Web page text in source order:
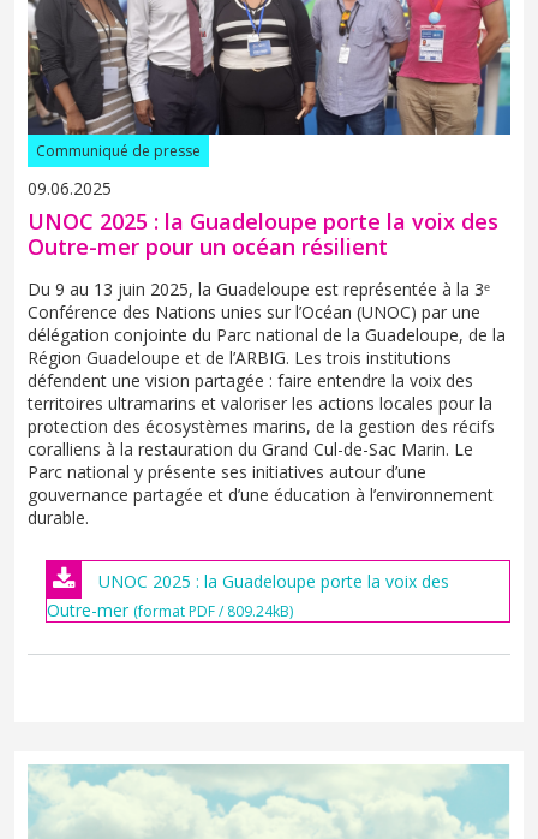
Communiqué de presse
09.06.2025
UNOC 2025 : la Guadeloupe porte la voix des
Outre-mer pour un océan résilient
Du 9 au 13 juin 2025, la Guadeloupe est représentée à la 3ᵉ
Conférence des Nations unies sur l’Océan (UNOC) par une
délégation conjointe du Parc national de la Guadeloupe, de la
Région Guadeloupe et de l’ARBIG. Les trois institutions
défendent une vision partagée : faire entendre la voix des
territoires ultramarins et valoriser les actions locales pour la
protection des écosystèmes marins, de la gestion des récifs
coralliens à la restauration du Grand Cul-de-Sac Marin. Le
Parc national y présente ses initiatives autour d’une
gouvernance partagée et d’une éducation à l’environnement
durable.
UNOC 2025 : la Guadeloupe porte la voix des
Outre-mer (format PDF / 809.24kB)